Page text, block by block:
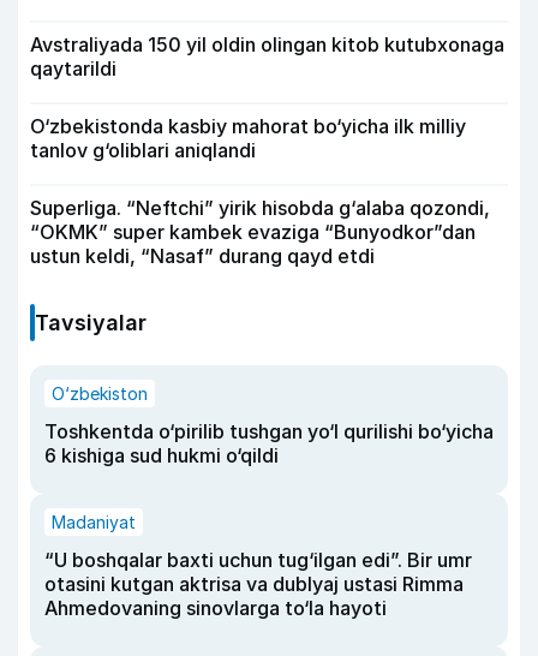
Avstraliyada 150 yil oldin olingan kitob kutubxonaga
qaytarildi
O‘zbekistonda kasbiy mahorat bo‘yicha ilk milliy
tanlov g‘oliblari aniqlandi
Superliga. “Neftchi” yirik hisobda g‘alaba qozondi,
“OKMK” super kambek evaziga “Bunyodkor”dan
ustun keldi, “Nasaf” durang qayd etdi
Tavsiyalar
O‘zbekiston
Toshkentda o‘pirilib tushgan yo‘l qurilishi bo‘yicha
6 kishiga sud hukmi o‘qildi
Madaniyat
“U boshqalar baxti uchun tug‘ilgan edi”. Bir umr
otasini kutgan aktrisa va dublyaj ustasi Rimma
Ahmedovaning sinovlarga to‘la hayoti